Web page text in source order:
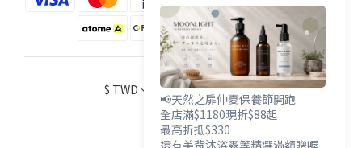
$ TWD 繁體中文
📢天然之扉仲夏保養節開跑
全店滿$1180現折$88起
最高折抵$330
還有美背沐浴露等精選滿額贈喔